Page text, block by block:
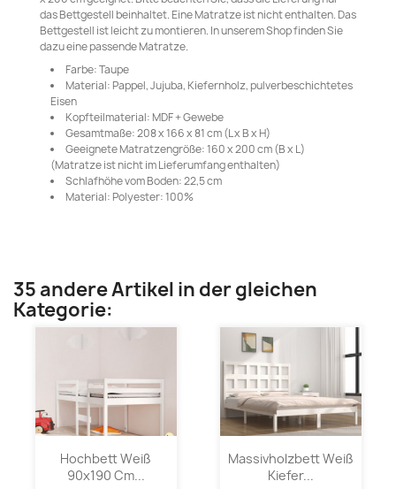
das Bettgestell beinhaltet. Eine Matratze ist nicht enthalten. Das
Bettgestell ist leicht zu montieren. In unserem Shop finden Sie
dazu eine passende Matratze.
Farbe: Taupe
Material: Pappel, Jujuba, Kiefernholz, pulverbeschichtetes
Eisen
Kopfteilmaterial: MDF + Gewebe
Gesamtmaße: 208 x 166 x 81 cm (L x B x H)
Geeignete Matratzengröße: 160 x 200 cm (B x L)
(Matratze ist nicht im Lieferumfang enthalten)
Schlafhöhe vom Boden: 22,5 cm
Material: Polyester: 100%
35 andere Artikel in der gleichen
Kategorie:
Hochbett Weiß
90x190 Cm...
Massivholzbett Weiß
Kiefer...